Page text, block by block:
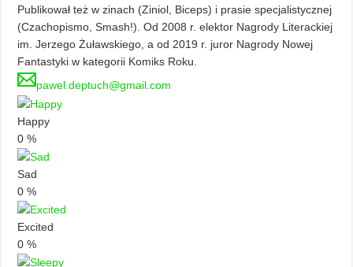
Publikował też w zinach (Ziniol, Biceps) i prasie specjalistycznej
(Czachopismo, Smash!). Od 2008 r. elektor Nagrody Literackiej
im. Jerzego Żuławskiego, a od 2019 r. juror Nagrody Nowej
Fantastyki w kategorii Komiks Roku.
pawel.deptuch@gmail.com
Happy
0 %
Sad
0 %
Excited
0 %